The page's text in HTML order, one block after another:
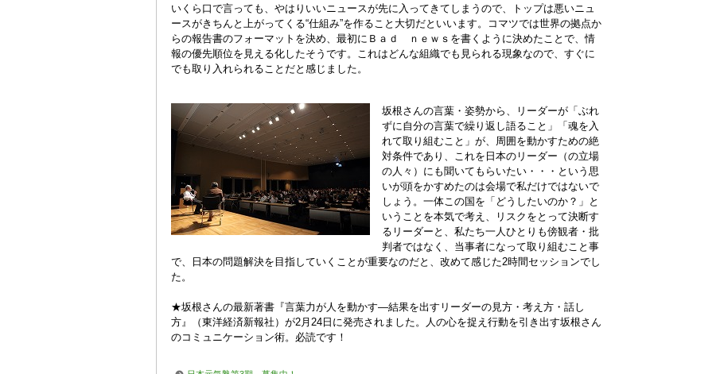
いくら口で言っても、やはりいいニュースが先に入ってきてしまうので、トップは悪いニュ
ースがきちんと上がってくる“仕組み”を作ること大切だといいます。コマツでは世界の拠点か
らの報告書のフォーマットを決め、最初にＢａｄ ｎｅｗｓを書くように決めたことで、情
報の優先順位を見える化したそうです。これはどんな組織でも見られる現象なので、すぐに
でも取り入れられることだと感じました。
坂根さんの言葉・姿勢から、リーダーが「ぶれ
ずに自分の言葉で繰り返し語ること」「魂を入
れて取り組むこと」が、周囲を動かすための絶
対条件であり、これを日本のリーダー（の立場
の人々）にも聞いてもらいたい・・・という思
いが頭をかすめたのは会場で私だけではないで
しょう。一体この国を「どうしたいのか？」と
いうことを本気で考え、リスクをとって決断す
るリーダーと、私たち一人ひとりも傍観者・批
判者ではなく、当事者になって取り組むこと事
で、日本の問題解決を目指していくことが重要なのだと、改めて感じた2時間セッションでし
た。
★坂根さんの最新著書『言葉力が人を動かす—結果を出すリーダーの見方・考え方・話し
方』（東洋経済新報社）が2月24日に発売されました。人の心を捉え行動を引き出す坂根さん
のコミュニケーション術。必読です！